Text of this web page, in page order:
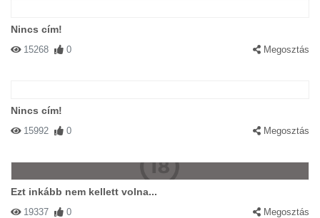
Nincs cím!
15268 0 Megosztás
Nincs cím!
15992 0 Megosztás
Ezt inkább nem kellett volna...
19337 0 Megosztás